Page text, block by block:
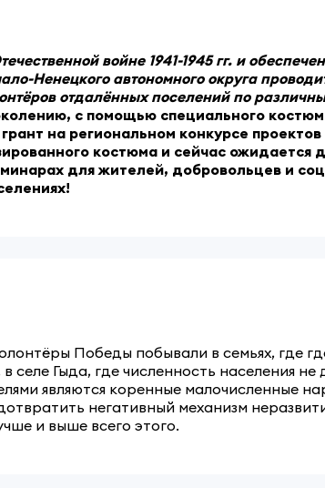
войне 1941-1945 гг. и
Ненецкого автономного округа
отдалённых поселений по
с помощью специального
на региональном конкурсе
костюма и сейчас ожидается
для жителей, добровольцев и
Победы побывали в семьях, где
Гыда, где численность населения
являются коренные
негативный механизм
и выше всего этого.